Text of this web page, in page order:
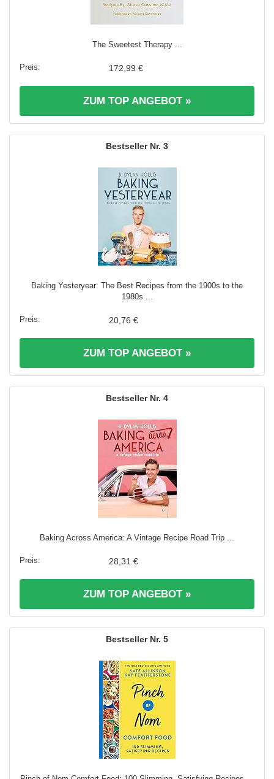
The Sweetest Therapy ...
172,99 €
ZUM TOP ANGEBOT »
3
Baking Yesteryear: The Best Recipes from the 1900s to the
1980s ...
20,76 €
ZUM TOP ANGEBOT »
4
Baking Across America: A Vintage Recipe Road Trip ...
28,31 €
ZUM TOP ANGEBOT »
5